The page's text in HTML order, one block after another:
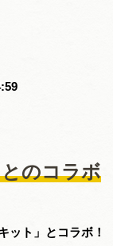
のコラボ
ット」とコラボ！